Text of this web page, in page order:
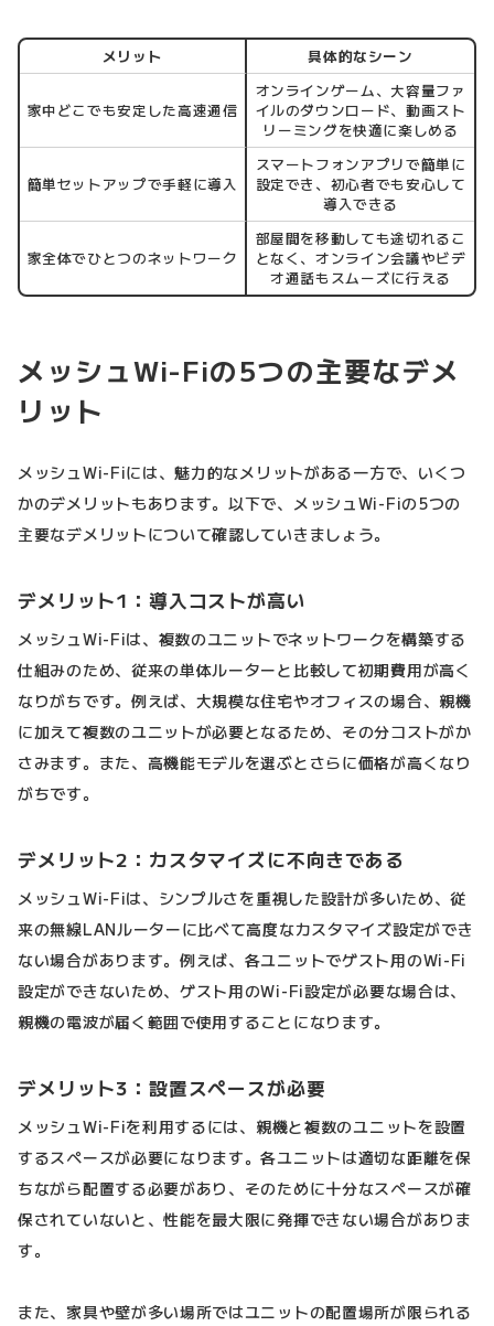
メリット 具体的なシーン
家中どこでも安定した高速通信
オンラインゲーム、大容量ファ
イルのダウンロード、動画スト
リーミングを快適に楽しめる
簡単セットアップで手軽に導入
スマートフォンアプリで簡単に
設定でき、初心者でも安心して
導入できる
家全体でひとつのネットワーク
部屋間を移動しても途切れるこ
となく、オンライン会議やビデ
オ通話もスムーズに行える
メッシュWi-Fiの5つの主要なデメ
リット
メッシュWi-Fiには、魅力的なメリットがある一方で、いくつ
かのデメリットもあります。以下で、メッシュWi-Fiの5つの
主要なデメリットについて確認していきましょう。
デメリット1：導入コストが高い
メッシュWi-Fiは、複数のユニットでネットワークを構築する
仕組みのため、従来の単体ルーターと比較して初期費用が高く
なりがちです。例えば、大規模な住宅やオフィスの場合、親機
に加えて複数のユニットが必要となるため、その分コストがか
さみます。また、高機能モデルを選ぶとさらに価格が高くなり
がちです。
デメリット2：カスタマイズに不向きである
メッシュWi-Fiは、シンプルさを重視した設計が多いため、従
来の無線LANルーターに比べて高度なカスタマイズ設定ができ
ない場合があります。例えば、各ユニットでゲスト用のWi-Fi
設定ができないため、ゲスト用のWi-Fi設定が必要な場合は、
親機の電波が届く範囲で使用することになります。
デメリット3：設置スペースが必要
メッシュWi-Fiを利用するには、親機と複数のユニットを設置
するスペースが必要になります。各ユニットは適切な距離を保
ちながら配置する必要があり、そのために十分なスペースが確
保されていないと、性能を最大限に発揮できない場合がありま
す。
また、家具や壁が多い場所ではユニットの配置場所が限られる